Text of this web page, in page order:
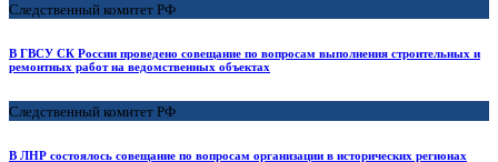
Следственный комитет РФ
В ГВСУ СК России проведено совещание по вопросам выполнения строительных и
ремонтных работ на ведомственных объектах
Следственный комитет РФ
В ЛНР состоялось совещание по вопросам организации в исторических регионах